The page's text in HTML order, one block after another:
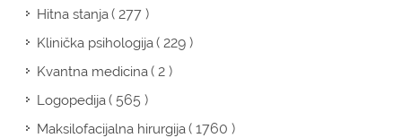
Hitna stanja( 277 )
Klinička psihologija( 229 )
Kvantna medicina( 2 )
Logopedija( 565 )
Maksilofacijalna hirurgija( 1760 )